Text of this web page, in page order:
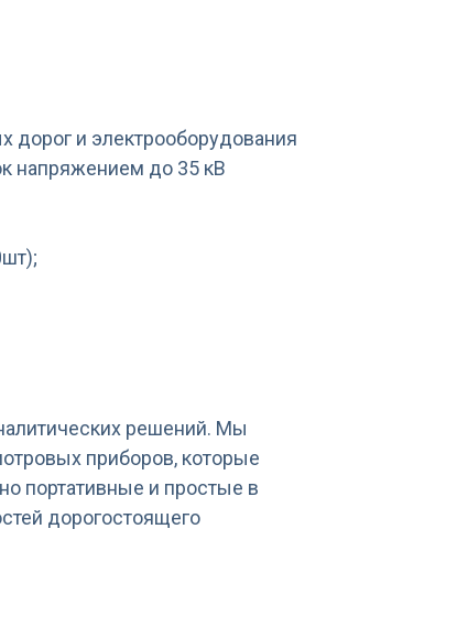
дорог и электрооборудования
напряжением до 35 кВ
решений. Мы
приборов, которые
портативные и простые в
дорогостоящего